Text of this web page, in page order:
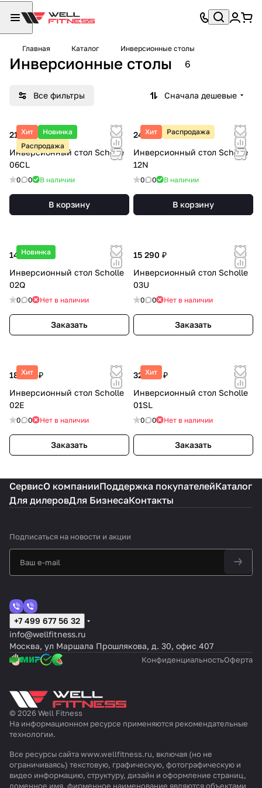
Главная Каталог Инверсионные столы
Инверсионные столы 6
Все фильтры Сначала дешевые
Хит
Новинка
Распродажа
21 890 ₽
Инверсионный стол Scholle
06CL
0 0 В наличии
В корзину
Хит Распродажа
24 090 ₽
Инверсионный стол Scholle
12N
0 0 В наличии
В корзину
Новинка
14 190 ₽
Инверсионный стол Scholle
02Q
0 0 Нет в наличии
Заказать
15 290 ₽
Инверсионный стол Scholle
03U
0 0 Нет в наличии
Заказать
Хит
18 590 ₽
Инверсионный стол Scholle
02E
0 0 Нет в наличии
Заказать
Хит
32 890 ₽
Инверсионный стол Scholle
01SL
0 0 Нет в наличии
Заказать
СервисО компанииПоддержка покупателейКаталог
Для дилеровДля БизнесаКонтакты
Подписаться на новости и акции
+7 499 677 56 32
info@wellfitness.ru
Москва, ул Маршала Прошлякова, д. 30, офис 407
КонфиденциальностьОферта
© 2026 Well Fitness
На информационном ресурсе применяются рекомендательные
технологии.
Все ресурсы сайта www.wellfitness.ru, включая (но не
ограничиваясь) текстовую, графическую, фотографическую и
видео информацию, структуру, дизайн и оформление страниц,
доменное имя, фирменное наименование являются объектами